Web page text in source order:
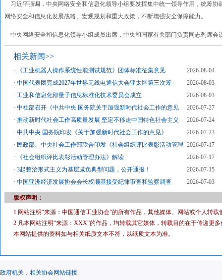
习近平强调，中央网络安全和信息化领导小组要发挥集中统一领导作用，统筹
网络安全和信息化发展战略、宏观规划和重大政策，不断增强安全保障能力。
中央网络安全和信息化领导小组成员出席，中央和国家有关部门负责同志列席会
相关新闻>>
· 《工业机器人操作系统性能测试规范》团体标准征集意见
2026-08-04
·中国代表团完成2027年世界无线电通信大会亚太区第三次筹
2026-08-03
·工业和信息化部量子信息标准化技术委员会成立
2026-08-03
·中社部召开《中共中央 国务院关于加强新时代社会工作的意见
2026-07-27
·推动新时代社会工作高质量发展 坚定不移走中国特色社会主义
2026-07-24
·中共中央 国务院印发《关于加强新时代社会工作的意见》
2026-07-23
· 民政部、中央社会工作部联合印发《社会组织评比表彰活动管理
2026-07-17
·
《社会组织评比表彰活动管理办法》解读
2026-07-17
·3起整治形式主义为基层减负典型问题，公开通报！
2026-07-15
·中国亚洲经济发展协会会长权顺基接受纪律审查和监察调查 2026-07-03
版权声明：
1 网站注明“来源：中国通信工业协会”的所有作品，其他媒体、网站或个人转
2 凡本网站注明“来源：XXX”的作品，均转载其它媒体，转载目的在于传递更
本网站提供的资料如与相关纸质文本不符，以纸质文本为准。
政府机关，相关协会网站链接